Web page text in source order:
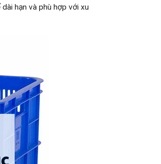
hạn và phù hợp với xu